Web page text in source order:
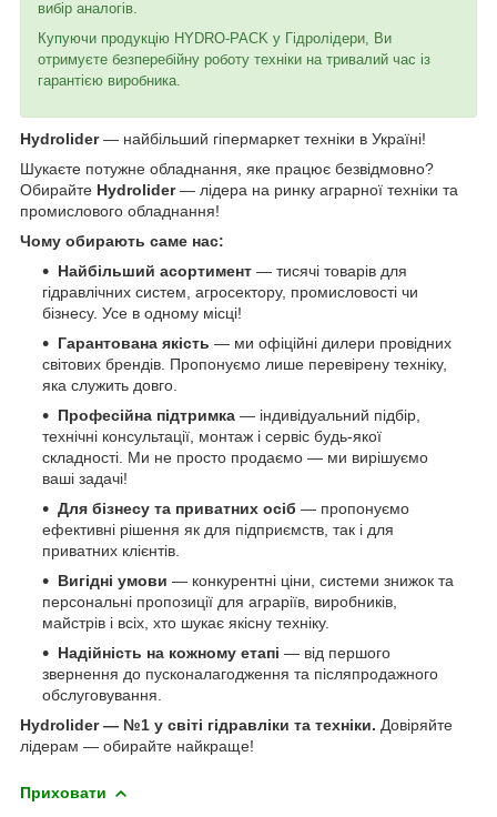
вибір аналогів.
Купуючи продукцію HYDRO-PACK у Гідролідери, Ви
отримуєте безперебійну роботу техніки на тривалий час із
гарантією виробника.
Hydrolider— найбільший гіпермаркет техніки в Україні!
Шукаєте потужне обладнання, яке працює безвідмовно?
Обирайте Hydrolider— лідера на ринку аграрної техніки та
промислового обладнання!
Чому обирають саме нас:
Найбільший асортимент — тисячі товарів для
гідравлічних систем, агросектору, промисловості чи
бізнесу. Усе в одному місці!
Гарантована якість — ми офіційні дилери провідних
світових брендів. Пропонуємо лише перевірену техніку,
яка служить довго.
Професійна підтримка — індивідуальний підбір,
технічні консультації, монтаж і сервіс будь-якої
складності. Ми не просто продаємо — ми вирішуємо
ваші задачі!
Для бізнесу та приватних осіб — пропонуємо
ефективні рішення як для підприємств, так і для
приватних клієнтів.
Вигідні умови — конкурентні ціни, системи знижок та
персональні пропозиції для аграріїв, виробників,
майстрів і всіх, хто шукає якісну техніку.
Надійність на кожному етапі — від першого
звернення до пусконалагодження та післяпродажного
обслуговування.
Hydrolider — №1 у світі гідравліки та техніки. Довіряйте
лідерам — обирайте найкраще!
Приховати